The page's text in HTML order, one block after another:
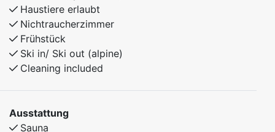
Haustiere erlaubt
Nichtraucherzimmer
Frühstück
Ski in/ Ski out (alpine)
Cleaning included
Ausstattung
Sauna